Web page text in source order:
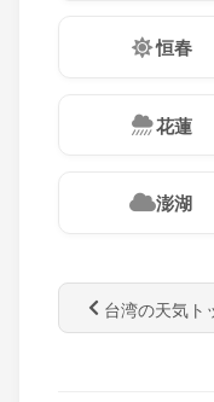
恒春
花蓮
澎湖
台湾の天気ト